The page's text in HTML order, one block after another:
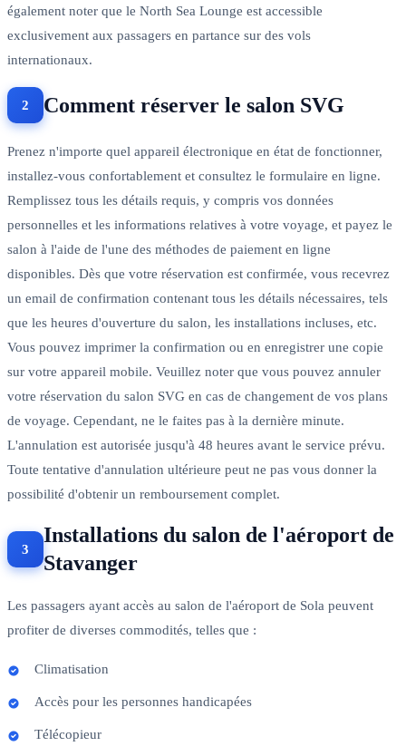
également noter que le North Sea Lounge est accessible
exclusivement aux passagers en partance sur des vols
internationaux.
Comment réserver le salon SVG
Prenez n'importe quel appareil électronique en état de fonctionner,
installez-vous confortablement et consultez le formulaire en ligne.
Remplissez tous les détails requis, y compris vos données
personnelles et les informations relatives à votre voyage, et payez le
salon à l'aide de l'une des méthodes de paiement en ligne
disponibles. Dès que votre réservation est confirmée, vous recevrez
un email de confirmation contenant tous les détails nécessaires, tels
que les heures d'ouverture du salon, les installations incluses, etc.
Vous pouvez imprimer la confirmation ou en enregistrer une copie
sur votre appareil mobile. Veuillez noter que vous pouvez annuler
votre réservation du salon SVG en cas de changement de vos plans
de voyage. Cependant, ne le faites pas à la dernière minute.
L'annulation est autorisée jusqu'à 48 heures avant le service prévu.
Toute tentative d'annulation ultérieure peut ne pas vous donner la
possibilité d'obtenir un remboursement complet.
Installations du salon de l'aéroport de
Stavanger
Les passagers ayant accès au salon de l'aéroport de Sola peuvent
profiter de diverses commodités, telles que :
Climatisation
Accès pour les personnes handicapées
Télécopieur